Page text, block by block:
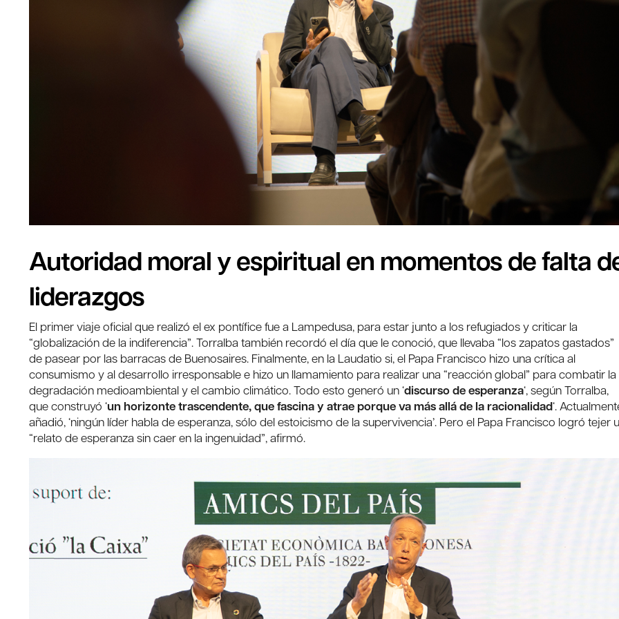
Autoridad moral y espiritual en momentos de falta
liderazgos
El primer viaje oficial que realizó el ex pontífice fue a Lampedusa, para estar junto a los refugiados y criticar la
“globalización de la indiferencia”. Torralba también recordó el día que le conoció, que llevaba “los zapatos gastados”
de pasear por las barracas de Buenosaires. Finalmente, en la Laudatio si, el Papa Francisco hizo una crítica al
consumismo y al desarrollo irresponsable e hizo un llamamiento para realizar una “reacción global” para combatir la
degradación medioambiental y el cambio climático. Todo esto generó un ‘discurso de esperanza‘, según Torralba,
que construyó ‘un horizonte trascendente, que fascina y atrae porque va más allá de la racionalidad‘.
añadió, ‘ningún líder habla de esperanza, sólo del estoicismo de la supervivencia’. Pero el Papa Francisco logró tejer
“relato de esperanza sin caer en la ingenuidad”, afirmó.